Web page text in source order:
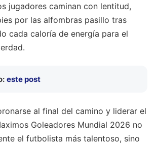
jugadores caminan con lentitud,
por las alfombras pasillo tras
cada caloría de energía para el
este post
al final del camino y liderar el
Goleadores Mundial 2026 no
el futbolista más talentoso, sino